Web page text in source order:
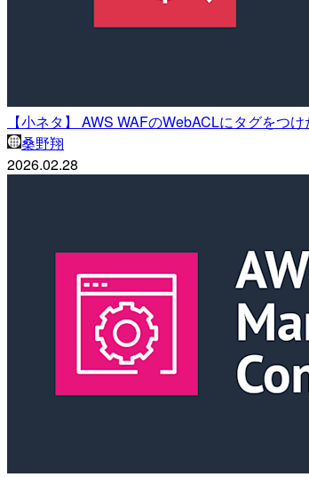
【小ネタ】 AWS WAFのWebACLにタグをつけ
桑野翔
2026.02.28